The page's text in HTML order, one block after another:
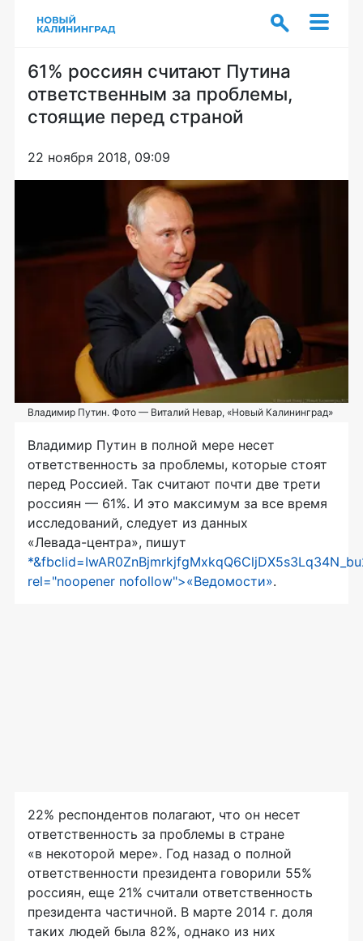
61% россиян считают Путина
ответственным за проблемы,
стоящие перед страной
22 ноября 2018, 09:09
Владимир Путин. Фото — Виталий Невар, «Новый Калининград»
Владимир Путин в полной мере несет
ответственность за проблемы, которые стоят
перед Россией. Так считают почти две трети
россиян — 61%. И это максимум за все время
исследований, следует из данных
«Левада-центра», пишут
rel="noopener nofollow">«Ведомости».
22% респондентов полагают, что он несет
ответственность за проблемы в стране
«в некоторой мере». Год назад о полной
ответственности президента говорили 55%
россиян, еще 21% считали ответственность
президента частичной. В марте 2014 г. доля
таких людей была 82%, однако из них